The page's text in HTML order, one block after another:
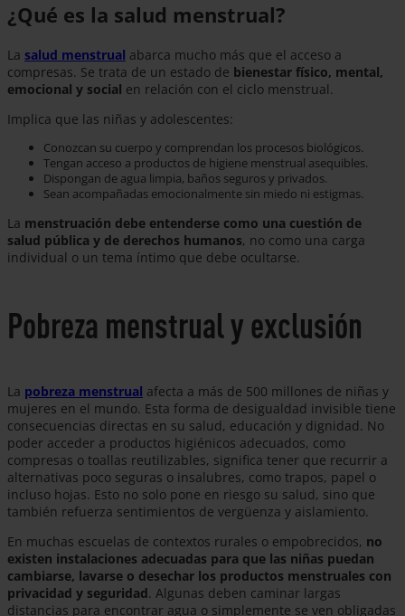
¿Qué es la salud menstrual?
La salud menstrual abarca mucho más que el acceso a
compresas. Se trata de un estado de bienestar físico, mental,
emocional y social en relación con el ciclo menstrual.
Implica que las niñas y adolescentes:
Conozcan su cuerpo y comprendan los procesos biológicos.
Tengan acceso a productos de higiene menstrual asequibles.
Dispongan de agua limpia, baños seguros y privados.
Sean acompañadas emocionalmente sin miedo ni estigmas.
La menstruación debe entenderse como una cuestión de
salud pública y de derechos humanos, no como una carga
individual o un tema íntimo que debe ocultarse.
Pobreza menstrual y exclusión
La pobreza menstrual afecta a más de 500 millones de niñas y
mujeres en el mundo. Esta forma de desigualdad invisible tiene
consecuencias directas en su salud, educación y dignidad. No
poder acceder a productos higiénicos adecuados, como
compresas o toallas reutilizables, significa tener que recurrir a
alternativas poco seguras o insalubres, como trapos, papel o
incluso hojas. Esto no solo pone en riesgo su salud, sino que
también refuerza sentimientos de vergüenza y aislamiento.
En muchas escuelas de contextos rurales o empobrecidos, no
existen instalaciones adecuadas para que las niñas puedan
cambiarse, lavarse o desechar los productos menstruales con
privacidad y seguridad. Algunas deben caminar largas
distancias para encontrar agua o simplemente se ven obligadas